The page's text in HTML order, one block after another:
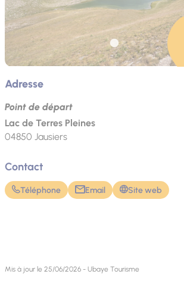
Adresse
Point de départ
Lac de Terres Pleines
04850 Jausiers
Contact
Téléphone Email Site web
Mis à jour le 25/06/2026 - Ubaye Tourisme